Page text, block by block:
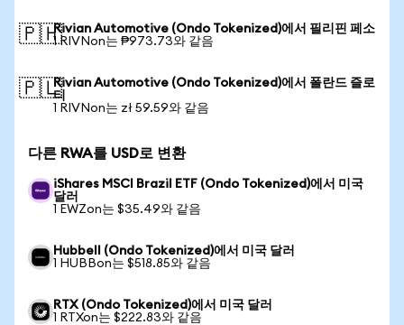
🇵🇭Rivian Automotive (Ondo Tokenized)에서 필리핀 페소
1 RIVNon는 ₱973.73와 같음
🇵🇱Rivian Automotive (Ondo Tokenized)에서 폴란드 즐로
티
1 RIVNon는 zł 59.59와 같음
다른 RWA를 USD로 변환
iShares MSCI Brazil ETF (Ondo Tokenized)에서 미국
달러
1 EWZon는 $35.49와 같음
Hubbell (Ondo Tokenized)에서 미국 달러
1 HUBBon는 $518.85와 같음
RTX (Ondo Tokenized)에서 미국 달러
1 RTXon는 $222.83와 같음